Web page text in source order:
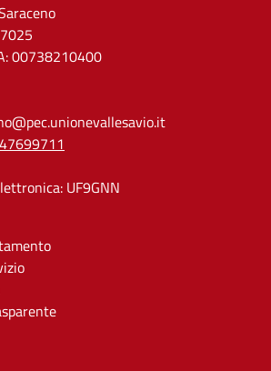
00738210400
UF9GNN